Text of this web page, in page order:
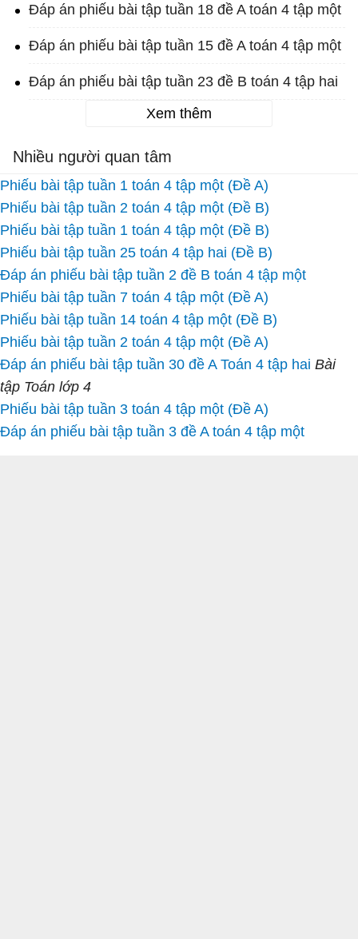
Đáp án phiếu bài tập tuần 18 đề A toán 4 tập một
Đáp án phiếu bài tập tuần 15 đề A toán 4 tập một
Đáp án phiếu bài tập tuần 23 đề B toán 4 tập hai
Xem thêm
Nhiều người quan tâm
Phiếu bài tập tuần 1 toán 4 tập một (Đề A)
Phiếu bài tập tuần 2 toán 4 tập một (Đề B)
Phiếu bài tập tuần 1 toán 4 tập một (Đề B)
Phiếu bài tập tuần 25 toán 4 tập hai (Đề B)
Đáp án phiếu bài tập tuần 2 đề B toán 4 tập một
Phiếu bài tập tuần 7 toán 4 tập một (Đề A)
Phiếu bài tập tuần 14 toán 4 tập một (Đề B)
Phiếu bài tập tuần 2 toán 4 tập một (Đề A)
Đáp án phiếu bài tập tuần 30 đề A Toán 4 tập hai Bài
tập Toán lớp 4
Phiếu bài tập tuần 3 toán 4 tập một (Đề A)
Đáp án phiếu bài tập tuần 3 đề A toán 4 tập một